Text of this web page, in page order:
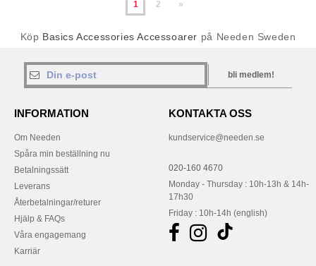
1 2 »
Köp Basics Accessories Accessoarer på Needen Sweden
bli medlem!
INFORMATION
Om Needen
Spåra min beställning nu
Betalningssätt
Leverans
Återbetalningar/returer
Hjälp & FAQs
Våra engagemang
Karriär
KONTAKTA OSS
kundservice@needen.se
020-160 4670
Monday - Thursday : 10h-13h & 14h-
17h30
Friday : 10h-14h (english)